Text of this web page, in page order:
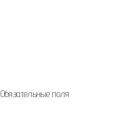
Обязательные поля